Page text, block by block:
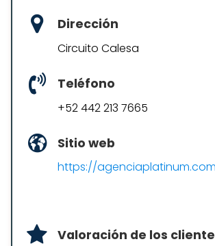
Dirección
Circuito Calesa
Teléfono
+52 442 213 7665
Sitio web
https://
Valoración de los